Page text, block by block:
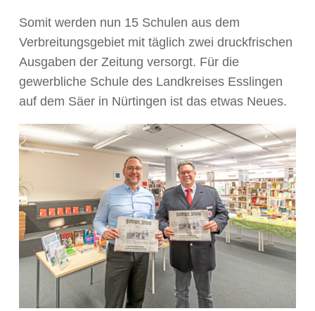
Somit werden nun 15 Schulen aus dem
Verbreitungsgebiet mit täglich zwei druckfrischen
Ausgaben der Zeitung versorgt. Für die
gewerbliche Schule des Landkreises Esslingen
auf dem Säer in Nürtingen ist das etwas Neues.